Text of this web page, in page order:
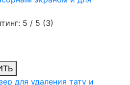
5 / 5 (3)